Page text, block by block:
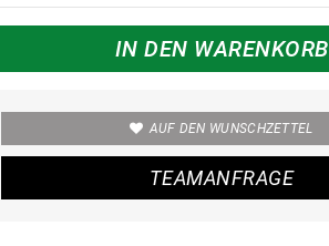
IN DEN WARENKORB
AUF DEN WUNSCHZETTEL
TEAMANFRAGE